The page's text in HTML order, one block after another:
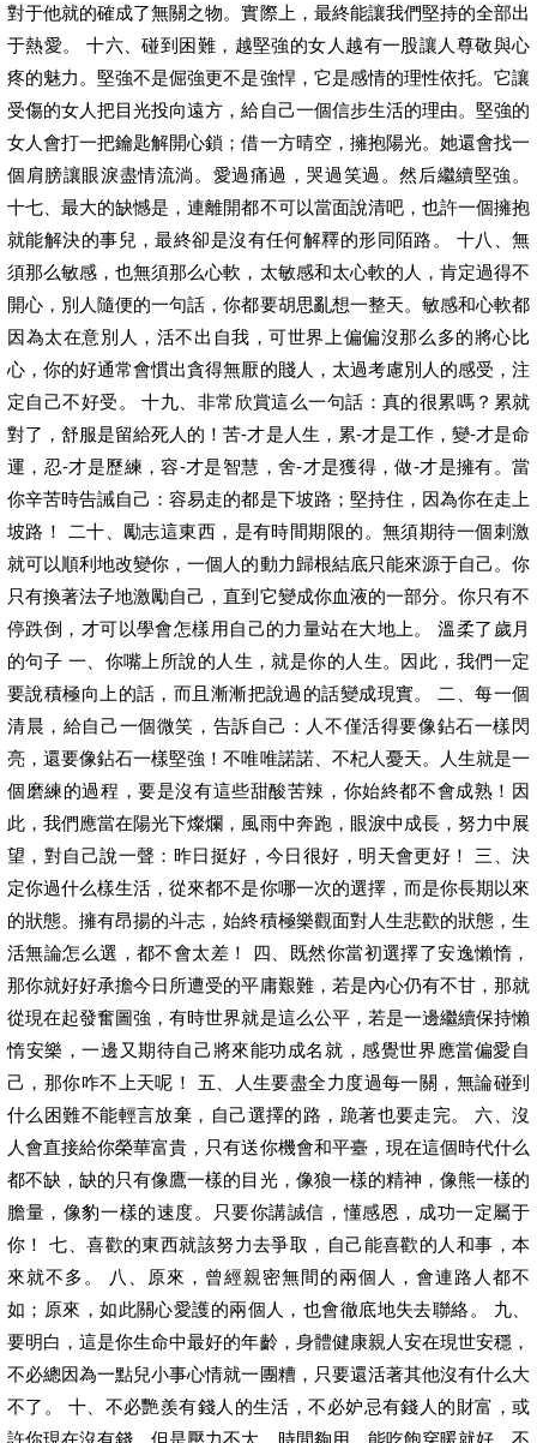
對于他就的確成了無關之物。實際上，最終能讓我們堅持的全部出
于熱愛。 十六、碰到困難，越堅強的女人越有一股讓人尊敬與心
疼的魅力。堅強不是倔強更不是強悍，它是感情的理性依托。它讓
受傷的女人把目光投向遠方，給自己一個信步生活的理由。堅強的
女人會打一把鑰匙解開心鎖；借一方晴空，擁抱陽光。她還會找一
個肩膀讓眼淚盡情流淌。愛過痛過，哭過笑過。然后繼續堅強。
十七、最大的缺憾是，連離開都不可以當面說清吧，也許一個擁抱
就能解決的事兒，最終卻是沒有任何解釋的形同陌路。 十八、無
須那么敏感，也無須那么心軟，太敏感和太心軟的人，肯定過得不
開心，別人隨便的一句話，你都要胡思亂想一整天。敏感和心軟都
因為太在意別人，活不出自我，可世界上偏偏沒那么多的將心比
心，你的好通常會慣出貪得無厭的賤人，太過考慮別人的感受，注
定自己不好受。 十九、非常欣賞這么一句話：真的很累嗎？累就
對了，舒服是留給死人的！苦-才是人生，累-才是工作，變-才是命
運，忍-才是歷練，容-才是智慧，舍-才是獲得，做-才是擁有。當
你辛苦時告誡自己：容易走的都是下坡路；堅持住，因為你在走上
坡路！ 二十、勵志這東西，是有時間期限的。無須期待一個刺激
就可以順利地改變你，一個人的動力歸根結底只能來源于自己。你
只有換著法子地激勵自己，直到它變成你血液的一部分。你只有不
停跌倒，才可以學會怎樣用自己的力量站在大地上。 溫柔了歲月
的句子 一、你嘴上所說的人生，就是你的人生。因此，我們一定
要說積極向上的話，而且漸漸把說過的話變成現實。 二、每一個
清晨，給自己一個微笑，告訴自己：人不僅活得要像鉆石一樣閃
亮，還要像鉆石一樣堅強！不唯唯諾諾、不杞人憂天。人生就是一
個磨練的過程，要是沒有這些甜酸苦辣，你始終都不會成熟！因
此，我們應當在陽光下燦爛，風雨中奔跑，眼淚中成長，努力中展
望，對自己說一聲：昨日挺好，今日很好，明天會更好！ 三、決
定你過什么樣生活，從來都不是你哪一次的選擇，而是你長期以來
的狀態。擁有昂揚的斗志，始終積極樂觀面對人生悲歡的狀態，生
活無論怎么選，都不會太差！ 四、既然你當初選擇了安逸懶惰，
那你就好好承擔今日所遭受的平庸艱難，若是內心仍有不甘，那就
從現在起發奮圖強，有時世界就是這么公平，若是一邊繼續保持懶
惰安樂，一邊又期待自己將來能功成名就，感覺世界應當偏愛自
己，那你咋不上天呢！ 五、人生要盡全力度過每一關，無論碰到
什么困難不能輕言放棄，自己選擇的路，跪著也要走完。 六、沒
人會直接給你榮華富貴，只有送你機會和平臺，現在這個時代什么
都不缺，缺的只有像鷹一樣的目光，像狼一樣的精神，像熊一樣的
膽量，像豹一樣的速度。只要你講誠信，懂感恩，成功一定屬于
你！ 七、喜歡的東西就該努力去爭取，自己能喜歡的人和事，本
來就不多。 八、原來，曾經親密無間的兩個人，會連路人都不
如；原來，如此關心愛護的兩個人，也會徹底地失去聯絡。 九、
要明白，這是你生命中最好的年齡，身體健康親人安在現世安穩，
不必總因為一點兒小事心情就一團糟，只要還活著其他沒有什么大
不了。 十、不必艷羨有錢人的生活，不必妒忌有錢人的財富，或
許你現在沒有錢，但是壓力不大，時間夠用，能吃飽穿暖就好，不